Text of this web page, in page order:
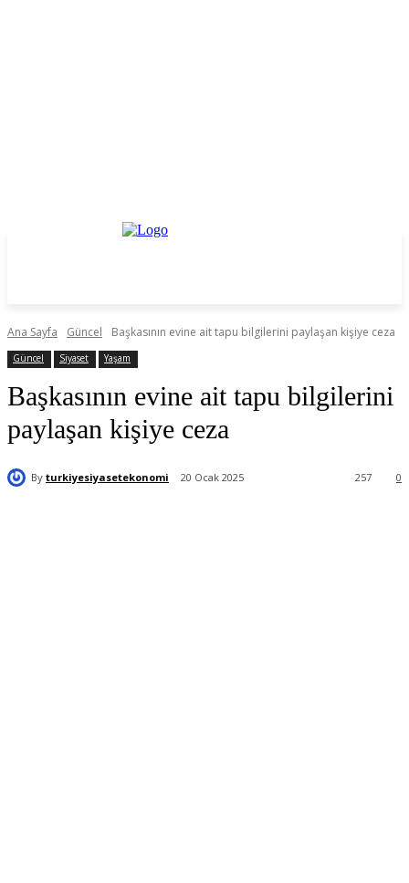
Ana Sayfa Güncel Başkasının evine ait tapu bilgilerini paylaşan kişiye ceza
Güncel Siyaset Yaşam
Başkasının evine ait tapu bilgilerini
paylaşan kişiye ceza
By turkiyesiyasetekonomi 20 Ocak 2025 0
257